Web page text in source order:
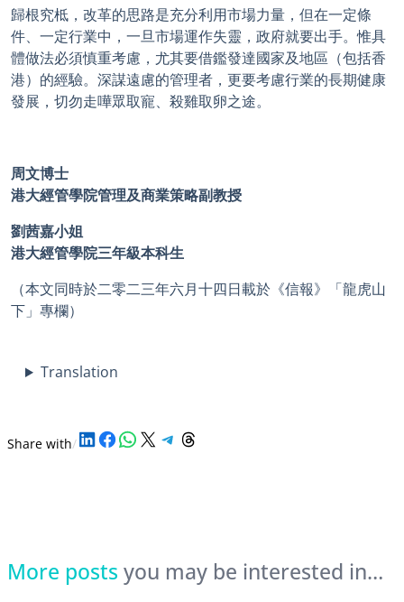
歸根究柢，改革的思路是充分利用市場力量，但在一定條
件、一定行業中，一旦市場運作失靈，政府就要出手。惟具
體做法必須慎重考慮，尤其要借鑑發達國家及地區（包括香
港）的經驗。深謀遠慮的管理者，更要考慮行業的長期健康
發展，切勿走嘩眾取寵、殺雞取卵之途。
周文博士
港大經管學院管理及商業策略副教授
劉茜嘉小姐
港大經管學院三年級本科生
（本文同時於二零二三年六月十四日載於《信報》「龍虎山
下」專欄）
Translation
Share with/Share on LinkedIn
Share on Facebook
Share on WhatsApp
Share on X Share on Telegram
Share on Threads
More posts you may be interested in…